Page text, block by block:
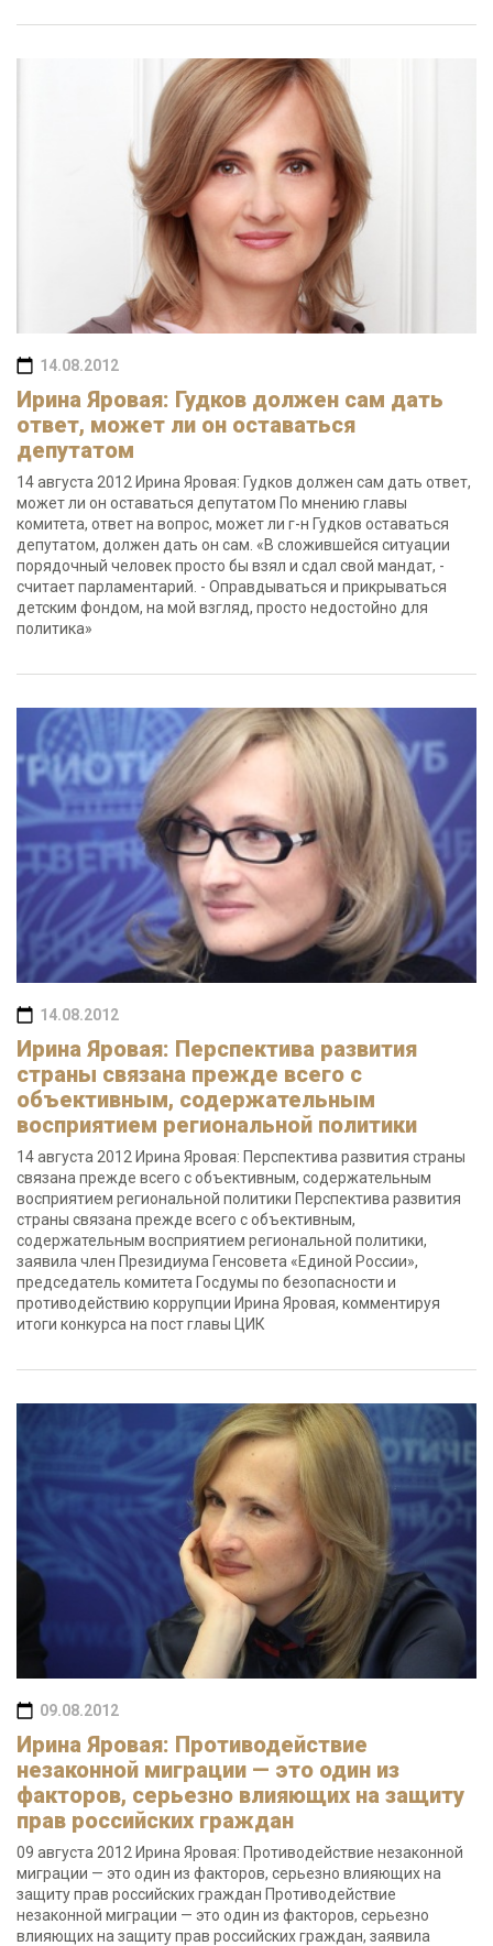
14.08.2012
Ирина Яровая: Гудков должен сам дать
ответ, может ли он оставаться
депутатом
14 августа 2012 Ирина Яровая: Гудков должен сам дать ответ,
может ли он оставаться депутатом По мнению главы
комитета, ответ на вопрос, может ли г-н Гудков оставаться
депутатом, должен дать он сам. «В сложившейся ситуации
порядочный человек просто бы взял и сдал свой мандат, -
считает парламентарий. - Оправдываться и прикрываться
детским фондом, на мой взгляд, просто недостойно для
политика»
14.08.2012
Ирина Яровая: Перспектива развития
страны связана прежде всего с
объективным, содержательным
восприятием региональной политики
14 августа 2012 Ирина Яровая: Перспектива развития страны
связана прежде всего с объективным, содержательным
восприятием региональной политики Перспектива развития
страны связана прежде всего с объективным,
содержательным восприятием региональной политики,
заявила член Президиума Генсовета «Единой России»,
председатель комитета Госдумы по безопасности и
противодействию коррупции Ирина Яровая, комментируя
итоги конкурса на пост главы ЦИК
09.08.2012
Ирина Яровая: Противодействие
незаконной миграции — это один из
факторов, серьезно влияющих на защиту
прав российских граждан
09 августа 2012 Ирина Яровая: Противодействие незаконной
миграции — это один из факторов, серьезно влияющих на
защиту прав российских граждан Противодействие
незаконной миграции — это один из факторов, серьезно
влияющих на защиту прав российских граждан, заявила